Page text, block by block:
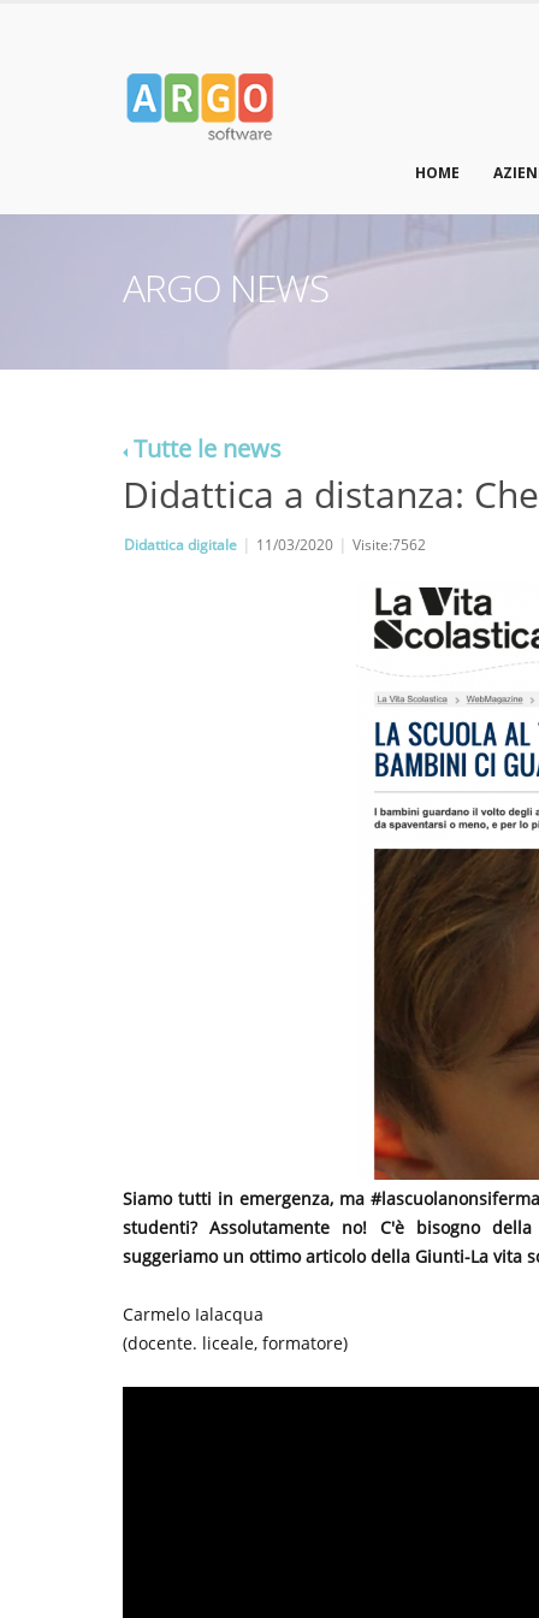
HOME
ARGO NEWS
Tutte le news
Didattica a distanza:
Didattica digitale | 11/03/2020 | Visite:7562
Siamo tutti in emergenza, ma
studenti? Assolutamente no! C'è bisogno
suggeriamo un ottimo articolo della Giunti-La vita
Carmelo Ialacqua
(docente. liceale, formatore)